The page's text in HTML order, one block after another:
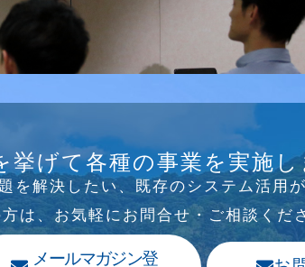
挙げて各種の事業を実施
を解決したい、既存のシステム活⽤
は、お気軽にお問合せ・ご相談くだ
メールマガジン登